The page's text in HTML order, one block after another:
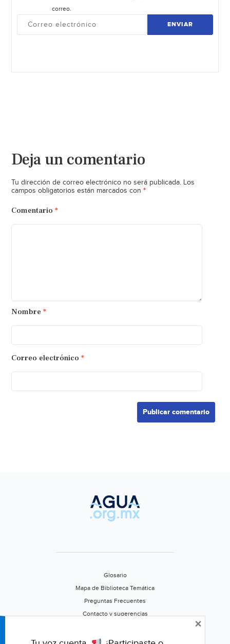
correo.
ENVIAR
Deja un comentario
Tu dirección de correo electrónico no será publicada. Los
campos obligatorios están marcados con *
Comentario *
Nombre *
Correo electrónico *
Glosario
Mapa de Biblioteca Temática
Preguntas Frecuentes
Contacto y sugerencias
Califica este portal
×